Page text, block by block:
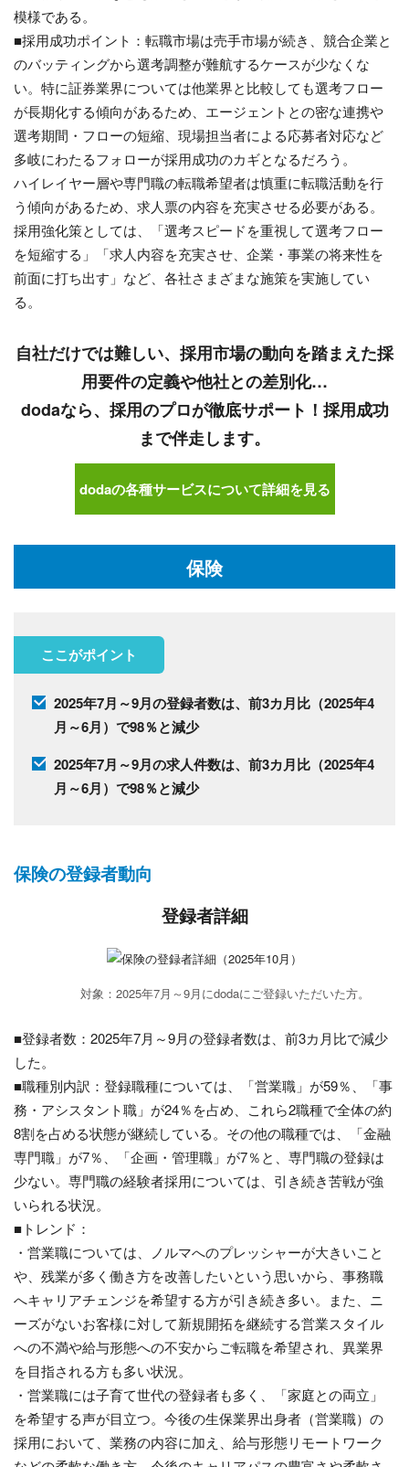
模様である。
■採用成功ポイント：転職市場は売手市場が続き、競合企業と
のバッティングから選考調整が難航するケースが少なくな
い。特に証券業界については他業界と比較しても選考フロー
が長期化する傾向があるため、エージェントとの密な連携や
選考期間・フローの短縮、現場担当者による応募者対応など
多岐にわたるフォローが採用成功のカギとなるだろう。
ハイレイヤー層や専門職の転職希望者は慎重に転職活動を行
う傾向があるため、求人票の内容を充実させる必要がある。
採用強化策としては、「選考スピードを重視して選考フロー
を短縮する」「求人内容を充実させ、企業・事業の将来性を
前面に打ち出す」など、各社さまざまな施策を実施してい
る。
自社だけでは難しい、採用市場の動向を踏まえた採
用要件の定義や他社との差別化…
dodaなら、採用のプロが徹底サポート！採用成功
まで伴走します。
dodaの各種サービスについて詳細を見る
保険
ここがポイント
2025年7月～9月の登録者数は、前3カ月比（2025年4
月～6月）で98％と減少
2025年7月～9月の求人件数は、前3カ月比（2025年4
月～6月）で98％と減少
保険の登録者動向
登録者詳細
対象：2025年7月～9月にdodaにご登録いただいた方。
■登録者数：2025年7月～9月の登録者数は、前3カ月比で減少
した。
■職種別内訳：登録職種については、「営業職」が59％、「事
務・アシスタント職」が24％を占め、これら2職種で全体の約
8割を占める状態が継続している。その他の職種では、「金融
専門職」が7％、「企画・管理職」が7％と、専門職の登録は
少ない。専門職の経験者採用については、引き続き苦戦が強
いられる状況。
■トレンド：
・営業職については、ノルマへのプレッシャーが大きいこと
や、残業が多く働き方を改善したいという思いから、事務職
へキャリアチェンジを希望する方が引き続き多い。また、ニ
ーズがないお客様に対して新規開拓を継続する営業スタイル
への不満や給与形態への不安からご転職を希望され、異業界
を目指される方も多い状況。
・営業職には子育て世代の登録者も多く、「家庭との両立」
を希望する声が目立つ。今後の生保業界出身者（営業職）の
採用において、業務の内容に加え、給与形態リモートワーク